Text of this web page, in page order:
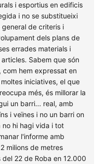
i esportius en edificis
i no se substitueixi
de criteris i
dels plans de
errades materials i
Sabem que són
com hem expressat en
iniciatives, el que
més, és millorar la
un barri... real, amb
i veïnes i no un barri on
hi hagi vida i tot
l'informe amb
milions de metres
22 de Roba en 12.000